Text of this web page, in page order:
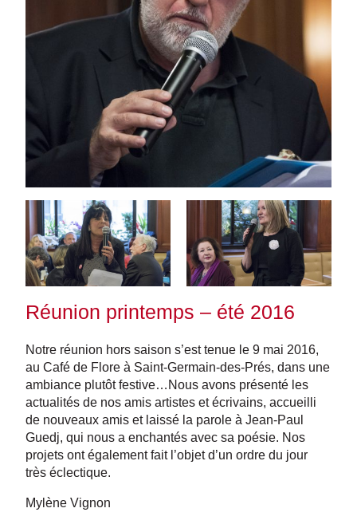
Réunion printemps – été 2016
Notre réunion hors saison s’est tenue le 9 mai 2016,
au Café de Flore à Saint-Germain-des-Prés, dans une
ambiance plutôt festive…Nous avons présenté les
actualités de nos amis artistes et écrivains, accueilli
de nouveaux amis et laissé la parole à Jean-Paul
Guedj, qui nous a enchantés avec sa poésie. Nos
projets ont également fait l’objet d’un ordre du jour
très éclectique.
Mylène Vignon